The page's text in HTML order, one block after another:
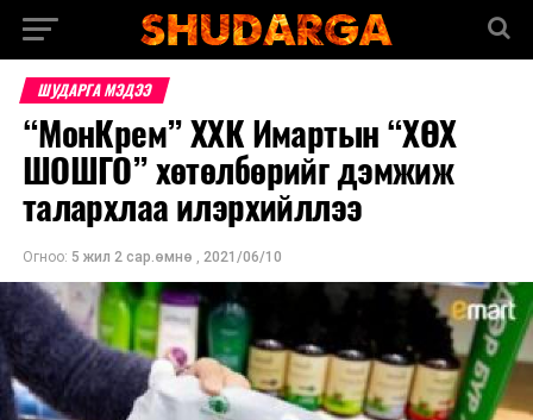
ШУДАРГА МЭДЭЭ
“МонКрем” ХХК Имартын “ХӨХ
ШОШГО” хөтөлбөрийг дэмжиж
талархлаа илэрхийллээ
Огноо: 5 жил 2 сар.өмнө , 2021/06/10